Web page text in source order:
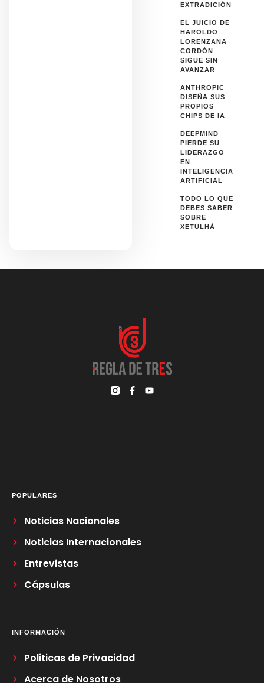
EXTRADICIÓN
EL JUICIO DE
HAROLDO
LORENZANA
CORDÓN
SIGUE SIN
AVANZAR
ANTHROPIC
DISEÑA SUS
PROPIOS
CHIPS DE IA
DEEPMIND
PIERDE SU
LIDERAZGO
EN
INTELIGENCIA
ARTIFICIAL
TODO LO QUE
DEBES SABER
SOBRE
XETULHÁ
POPULARES
Noticias Nacionales
Noticias Internacionales
Entrevistas
Cápsulas
INFORMACIÓN
Politicas de Privacidad
Acerca de Nosotros